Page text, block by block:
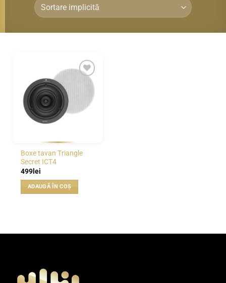
WISHLIST
Boxe tavan Triangle
Secret ICT4
499lei
ADAUGĂ ÎN COȘ